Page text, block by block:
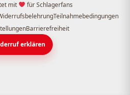
mit
für Schlagerfans
Teilnahmebedingungen
Barrierefreiheit
erklären